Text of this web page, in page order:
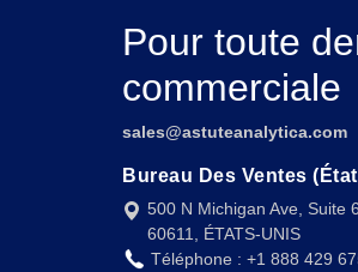
Pour toute
commerciale
sales@astuteanalytica.com
Bureau Des Ventes
500 N Michigan Ave, Suite
60611, ÉTATS-UNIS
Téléphone : +1 888 429